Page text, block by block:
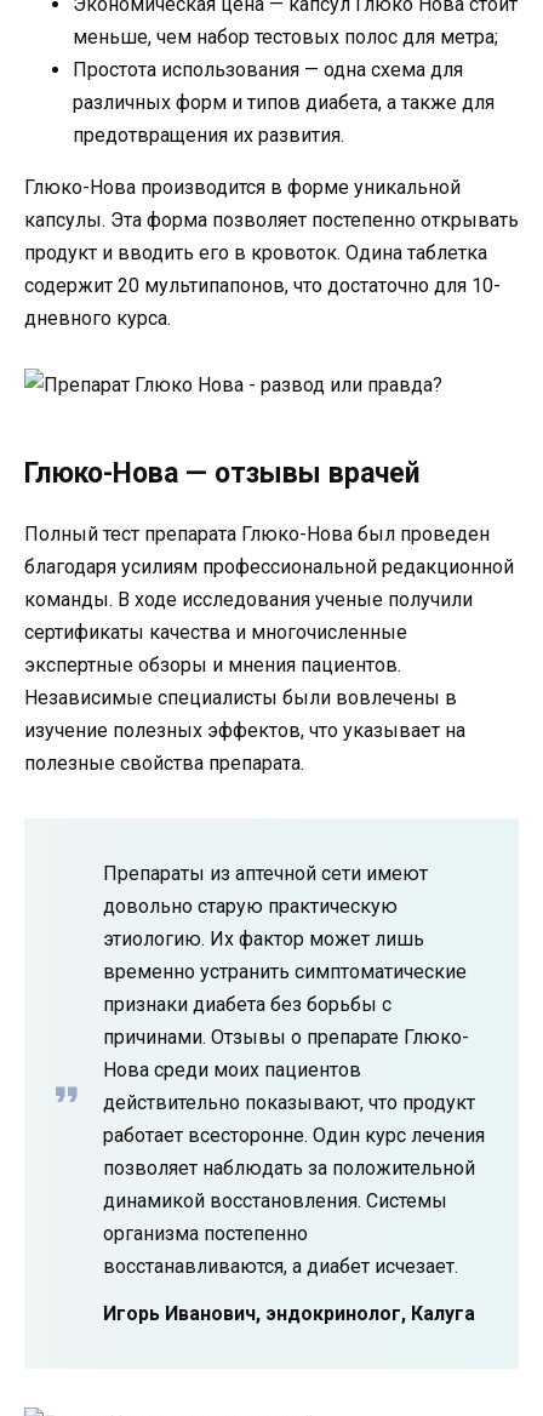
Экономическая цена — капсул Глюко Нова стоит
меньше, чем набор тестовых полос для метра;
Простота использования — одна схема для
различных форм и типов диабета, а также для
предотвращения их развития.
Глюко-Нова производится в форме уникальной
капсулы. Эта форма позволяет постепенно открывать
продукт и вводить его в кровоток. Одина таблетка
содержит 20 мультипапонов, что достаточно для 10-
дневного курса.
Глюко-Нова — отзывы врачей
Полный тест препарата Глюко-Нова был проведен
благодаря усилиям профессиональной редакционной
команды. В ходе исследования ученые получили
сертификаты качества и многочисленные
экспертные обзоры и мнения пациентов.
Независимые специалисты были вовлечены в
изучение полезных эффектов, что указывает на
полезные свойства препарата.
Препараты из аптечной сети имеют
довольно старую практическую
этиологию. Их фактор может лишь
временно устранить симптоматические
признаки диабета без борьбы с
причинами. Отзывы о препарате Глюко-
Нова среди моих пациентов
действительно показывают, что продукт
работает всесторонне. Один курс лечения
позволяет наблюдать за положительной
динамикой восстановления. Системы
организма постепенно
восстанавливаются, а диабет исчезает.
Игорь Иванович, эндокринолог, Калуга